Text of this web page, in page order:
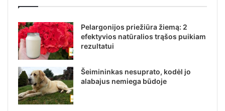
Pelargonijos priežiūra žiemą: 2
efektyvios natūralios trąšos puikiam
rezultatui
Šeimininkas nesuprato, kodėl jo
alabajus nemiega būdoje